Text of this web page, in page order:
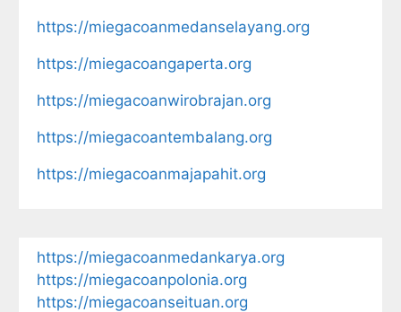
https://miegacoanmedanselayang.org
https://miegacoangaperta.org
https://miegacoanwirobrajan.org
https://miegacoantembalang.org
https://miegacoanmajapahit.org
https://miegacoanmedankarya.org
https://miegacoanpolonia.org
https://miegacoanseituan.org